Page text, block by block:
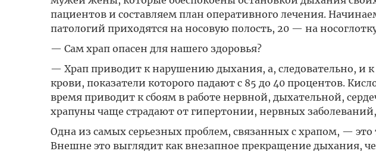
пациентов и составляем план оперативного лечения.
патологий приходятся на носовую полость, 20 — на
— Сам храп опасен для нашего здоровья?
— Храп приводит к нарушению дыхания, а, следовательно, и
крови, показатели которого падают с 85 до 40 процентов.
время приводит к сбоям в работе нервной, дыхательной,
храпуны чаще страдают от гипертонии, нервных
Одна из самых серьезных проблем, связанных с храпом, —
Внешне это выглядит как внезапное прекращение дыхания,